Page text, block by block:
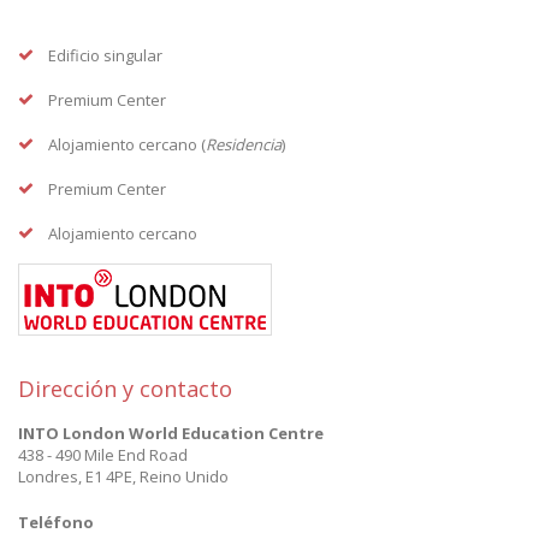
Edificio singular
Premium Center
Alojamiento cercano (Residencia)
Premium Center
Alojamiento cercano
Dirección y contacto
INTO London World Education Centre
438 - 490 Mile End Road
Londres, E1 4PE, Reino Unido
Teléfono